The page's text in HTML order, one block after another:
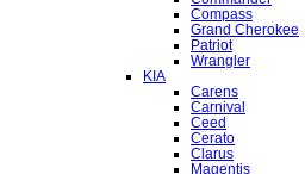
Compass
Grand Cherokee
Patriot
Wrangler
KIA
Carens
Carnival
Ceed
Cerato
Clarus
Magentis